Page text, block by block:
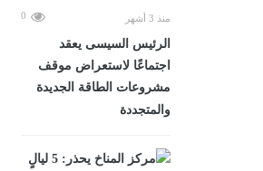
منذ 3 أشهر 0
الرئيس السيسى يعقد
اجتماعًا لاستعراض موقف
مشروعات الطاقة الجديدة
والمتجددة